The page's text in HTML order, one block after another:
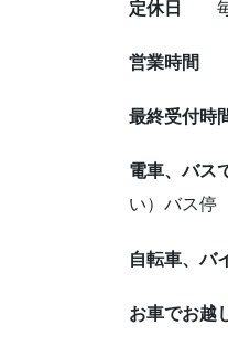
定休日
営業時間
最終受付時
電車、バ
い）バス停
自転車、
お車でお